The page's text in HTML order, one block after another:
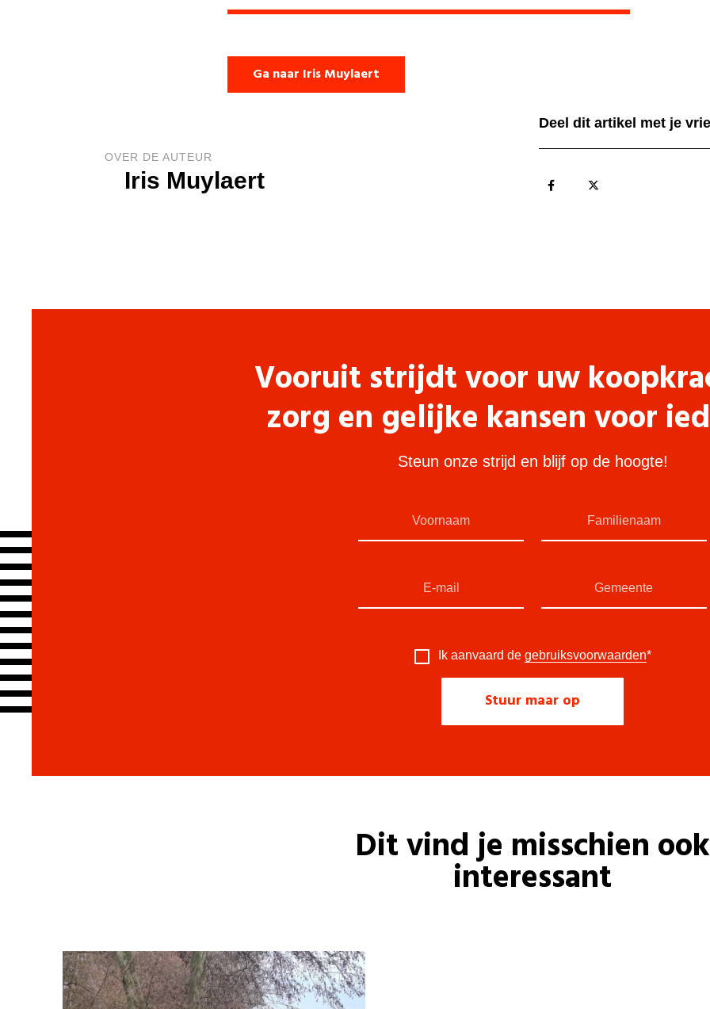
Ga naar Iris Muylaert
OVER DE AUTEUR
Iris Muylaert
Deel dit artikel met je
Vooruit strijdt voor uw
zorg en gelijke kansen voor
Steun onze strijd en blijf op de hoogte!
Ik aanvaard de gebruiksvoorwaarden*
Dit vind je misschien ook
interessant